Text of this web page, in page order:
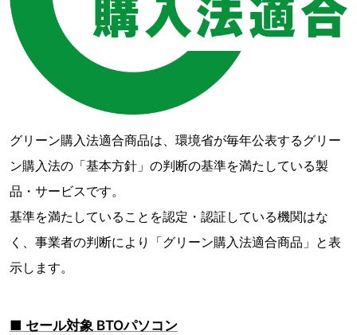
グリーン購入法適合商品は、環境省が毎年公表するグリー
ン購入法の「基本方針」の判断の基準を満たしている製
品・サービスです。
基準を満たしていることを認定・認証している機関はな
く、事業者の判断により「グリーン購入法適合商品」と表
示します。
■ セール対象 BTOパソコン